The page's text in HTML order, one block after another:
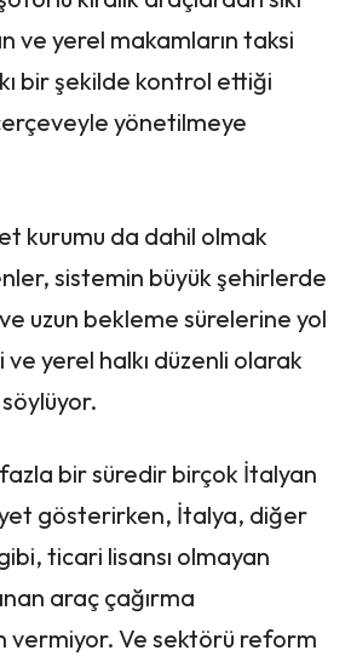
ve yerel makamların taksi
bir şekilde kontrol ettiği
yönetilmeye
kurumu da dahil olmak
sistemin büyük şehirlerde
uzun bekleme sürelerine yol
yerel halkı düzenli olarak
bir süredir birçok İtalyan
gösterirken, İtalya, diğer
ticari lisansı olmayan
araç çağırma
vermiyor. Ve sektörü reform